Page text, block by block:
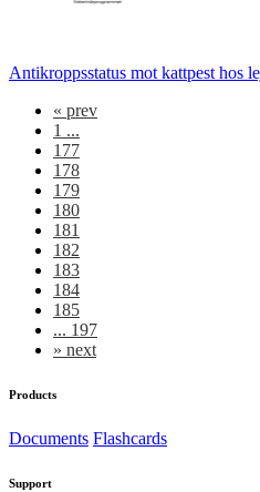
Antikroppsstatus mot kattpest hos
« prev
1 ...
177
178
179
180
181
182
183
184
185
... 197
» next
Products
Documents Flashcards
Support